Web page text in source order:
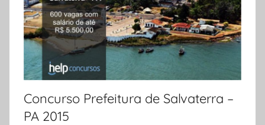
Concurso Prefeitura de Salvaterra –
PA 2015